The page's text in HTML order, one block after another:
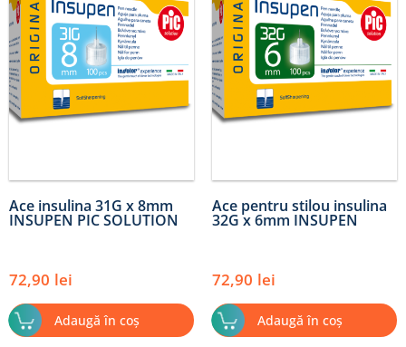
Ace insulina 31G x 8mm
INSUPEN PIC SOLUTION
72,90 lei
Adaugă în coș
Ace pentru stilou insulina
32G x 6mm INSUPEN
72,90 lei
Adaugă în coș